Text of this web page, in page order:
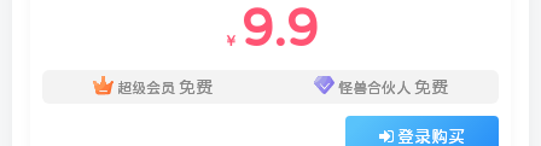
￥ 9.9
超级会员 免费 怪兽合伙人 免费
登录购买